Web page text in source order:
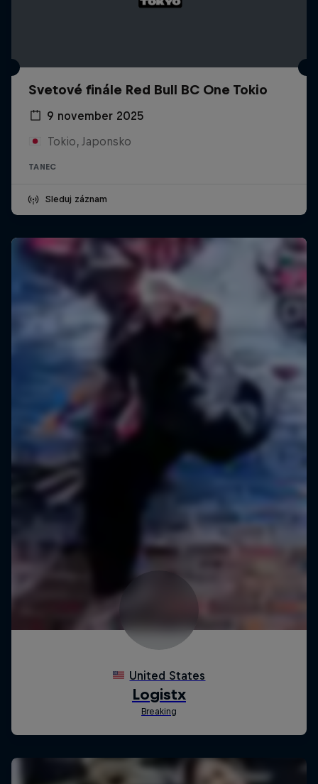
Svetové finále Red Bull BC One Tokio
9 november 2025
Tokio, Japonsko
TANEC
Sleduj záznam